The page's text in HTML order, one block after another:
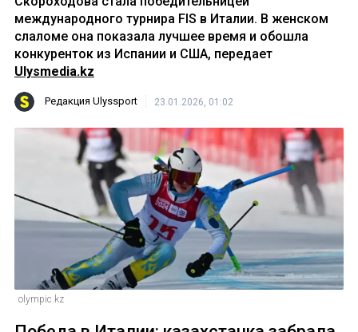
международного турнира FIS в Италии. В женском
слаломе она показала лучшее время и обошла
конкуренток из Испании и США, передает
Ulysmedia.kz
Редакция Ulyssport 23.01.2026, 01:02
olympic.kz